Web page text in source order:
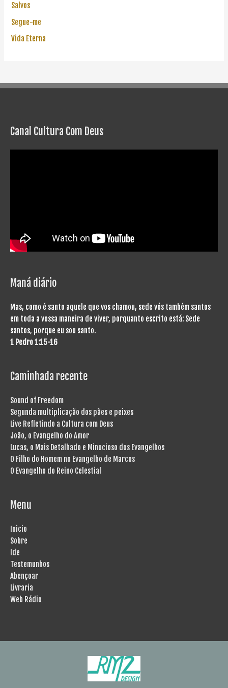
Salvos
Segue-me
Vida Eterna
Canal Cultura Com Deus
Maná diário
Mas, como é santo aquele que vos chamou, sede vós também santos
em toda a vossa maneira de viver, porquanto escrito está: Sede
santos, porque eu sou santo.
1 Pedro 1:15-16
Caminhada recente
Sound of Freedom
Segunda multiplicação dos pães e peixes
Live Refletindo a Cultura com Deus
João, o Evangelho do Amor
Lucas, o Mais Detalhado e Minucioso dos Evangelhos
O Filho do Homem no Evangelho de Marcos
O Evangelho do Reino Celestial
Menu
Inicio
Sobre
Ide
Testemunhos
Abençoar
Livraria
Web Rádio